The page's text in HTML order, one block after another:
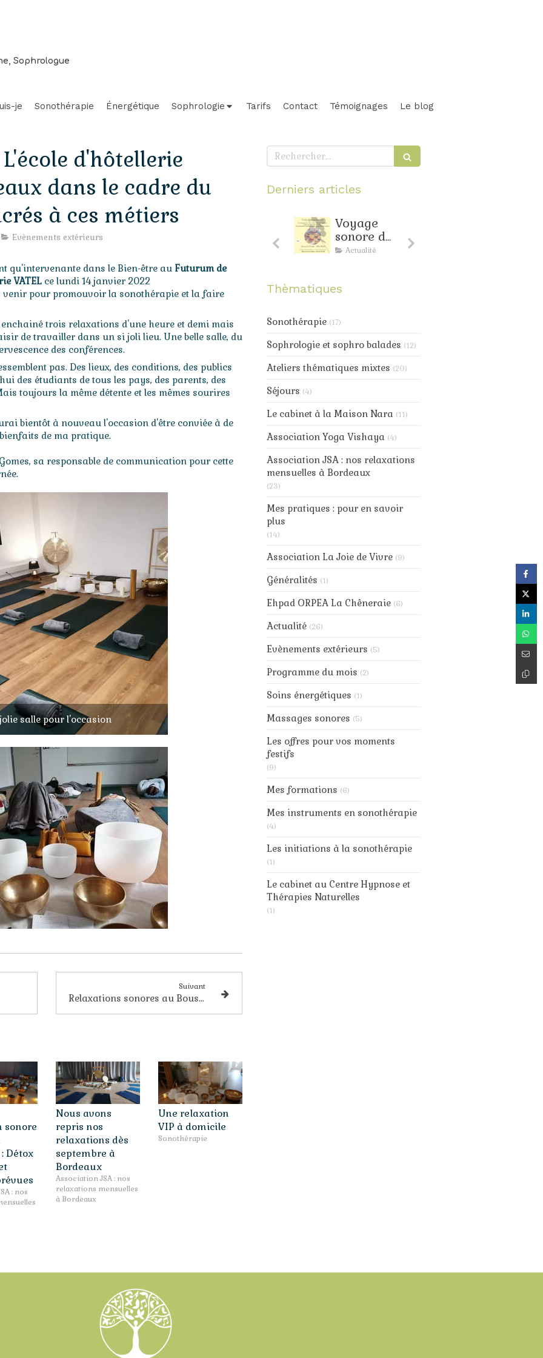
Sophrologue
je Sonothérapie Énergétique Sophrologie Tarifs Contact Témoignages Le blog
d'hôtellerie
dans le cadre du
à ces métiers
Evènements extérieurs
qu'intervenante dans le Bien-être au Futurum de
VATEL ce lundi 14 janvier 2022
venir pour promouvoir la sonothérapie et la faire
trois relaxations d'une heure et demi mais
de travailler dans un si joli lieu. Une belle salle, du
des conférences.
pas. Des lieux, des conditions, des publics
des étudiants de tous les pays, des parents, des
toujours la même détente et les mêmes sourires
bientôt à nouveau l'occasion d'être conviée à de
de ma pratique.
sa responsable de communication pour cette
salle pour l'occasion
Suivant
Relaxations sonores au Bouscat
sonore
Détox
: nos
Nous avons
repris nos
relaxations dès
septembre à
Bordeaux
Association JSA : nos
relaxations mensuelles
à Bordeaux
Une relaxation
VIP à domicile
Sonothérapie
Rechercher
Derniers articles
de
Relaxation
d'avril à
: toujours
de la
douceur
progamme
une
participante
Voyage
sonore de
juin à
Actualité
Thèmatiques
Sonothérapie (17)
Sophrologie et sophro balades (12)
Ateliers thématiques mixtes (20)
Séjours (4)
Le cabinet à la Maison Nara (11)
Association Yoga Vishaya (4)
Association JSA : nos relaxations
mensuelles à Bordeaux
(23)
Mes pratiques : pour en savoir
plus
(14)
Association La Joie de Vivre (9)
Généralités (1)
Ehpad ORPEA La Chêneraie (6)
Actualité (26)
Evènements extérieurs (5)
Programme du mois (2)
Soins énergétiques (1)
Massages sonores (5)
Les offres pour vos moments
festifs
(9)
Mes formations (6)
Mes instruments en sonothérapie
(4)
Les initiations à la sonothérapie
(1)
Le cabinet au Centre Hypnose et
Thérapies Naturelles
(1)